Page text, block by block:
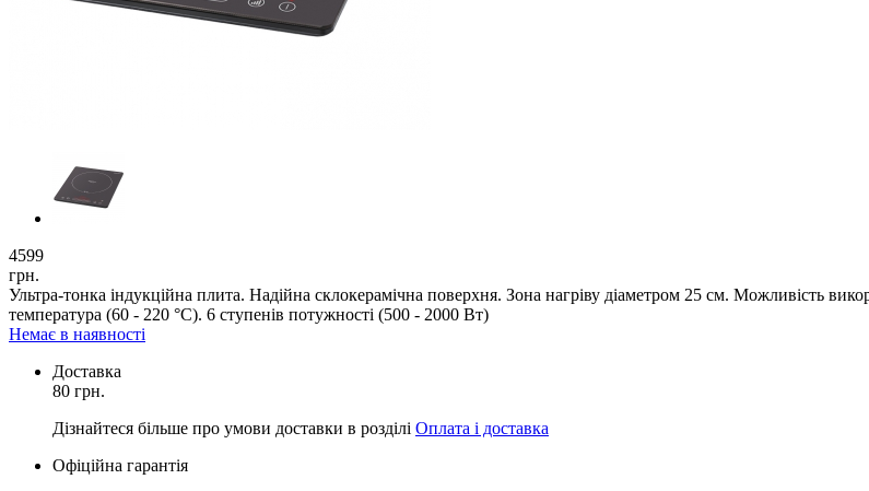
4599
грн.
Ультра-тонка індукційна плита. Надійна склокерамічна поверхня. Зона нагріву діаметром 25 см. Можливість
температура (60 - 220 °C). 6 ступенів потужності (500 - 2000 Вт)
Немає в наявності
Доставка
80 грн.
Дізнайтеся більше про умови доставки в розділі Оплата і доставка
Офіційна гарантія